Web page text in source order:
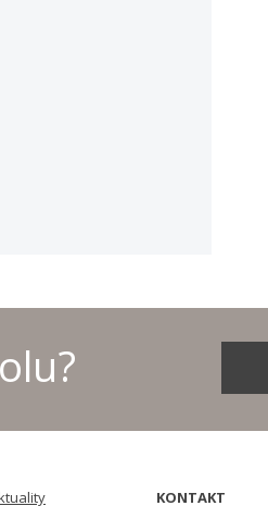
KONTAKT